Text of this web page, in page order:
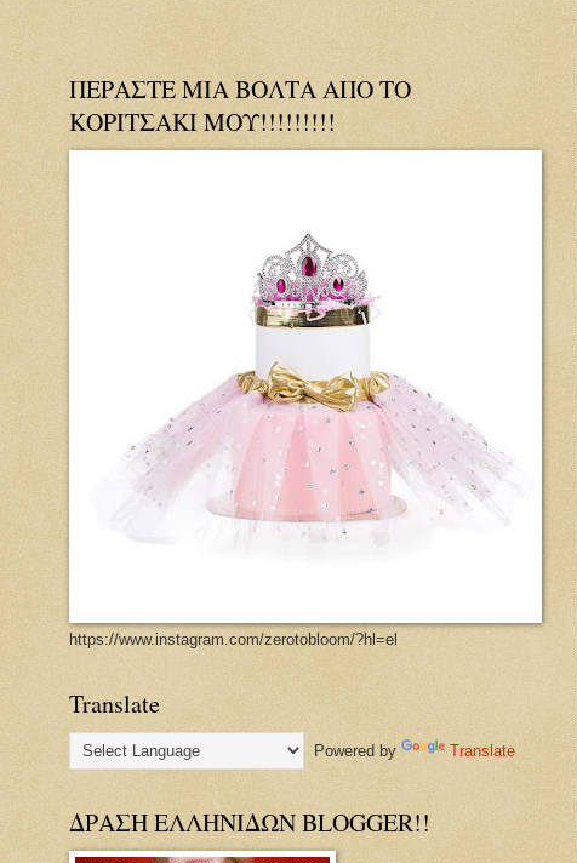
ΠΕΡΑΣΤΕ ΜΙΑ ΒΟΛΤΑ ΑΠΟ ΤΟ
ΚΟΡΙΤΣΑΚΙ ΜΟΥ!!!!!!!!!
https://www.instagram.com/zerotobloom/?hl=el
Translate
Powered by Translate
ΔΡΑΣΗ ΕΛΛΗΝΙΔΩΝ BLOGGER!!